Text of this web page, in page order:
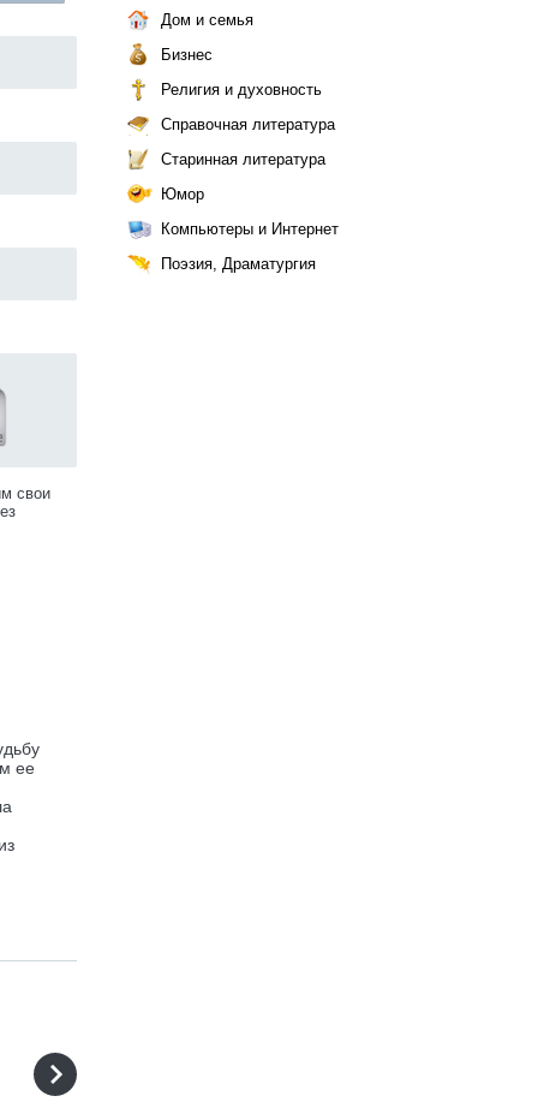
свои
ее
Дом и семья
Бизнес
Религия и духовность
Справочная литература
Старинная литература
Юмор
Компьютеры и Интернет
Поэзия, Драматургия